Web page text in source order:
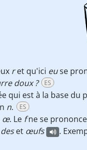
ret qu'ici euse
doux ? ES
qui est à la base du
n. ES
œ. Le fne se
deset œufs .